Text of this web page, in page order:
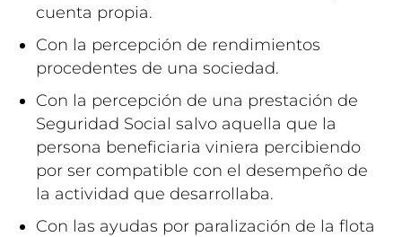
cuenta propia.
Con la percepción de rendimientos
procedentes de una sociedad.
Con la percepción de una prestación de
Seguridad Social salvo aquella que la
persona beneficiaria viniera percibiendo
por ser compatible con el desempeño de
la actividad que desarrollaba.
Con las ayudas por paralización de la flota